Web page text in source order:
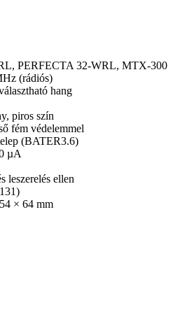
PERFECTA 32-WRL, MTX-300
(rádiós)
hang
piros szín
fém védelemmel
(BATER3.6)
µA
leszerelés ellen
× 64 mm